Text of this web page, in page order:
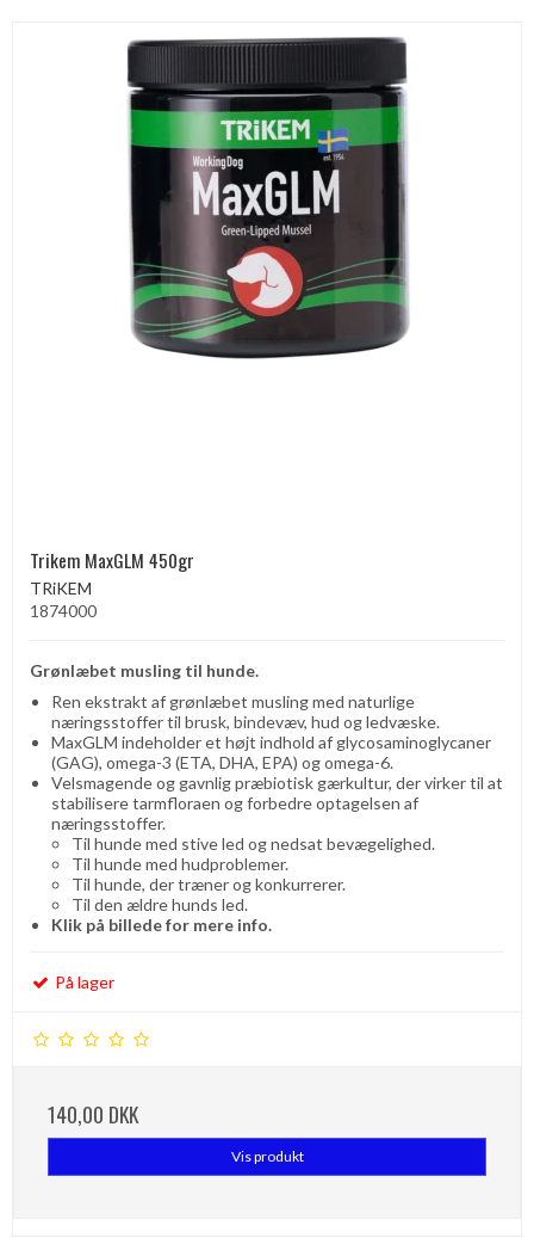
Trikem MaxGLM 450gr
TRiKEM
1874000
Grønlæbet musling til hunde.
Ren ekstrakt af grønlæbet musling med naturlige
næringsstoffer til brusk, bindevæv, hud og ledvæske.
MaxGLM indeholder et højt indhold af glycosaminoglycaner
(GAG), omega-3 (ETA, DHA, EPA) og omega-6.
Velsmagende og gavnlig præbiotisk gærkultur, der virker til at
stabilisere tarmfloraen og forbedre optagelsen af ​​
næringsstoffer.
Til hunde med stive led og nedsat bevægelighed.
Til hunde med hudproblemer.
Til hunde, der træner og konkurrerer.
Til den ældre hunds led.
Klik på billede for mere info.
På lager
140,00 DKK
Vis produkt